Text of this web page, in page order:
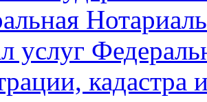
услуг
кадастра